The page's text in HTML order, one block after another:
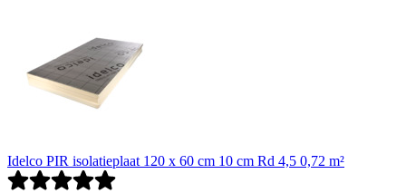
Idelco PIR isolatieplaat 120 x 60 cm 10 cm Rd 4,5 0,72 m²